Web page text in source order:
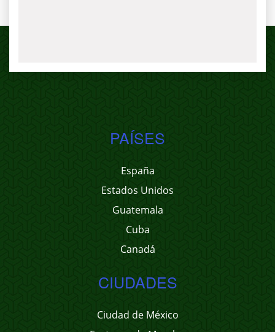
PAÍSES
España
Estados Unidos
Guatemala
Cuba
Canadá
CIUDADES
Ciudad de México